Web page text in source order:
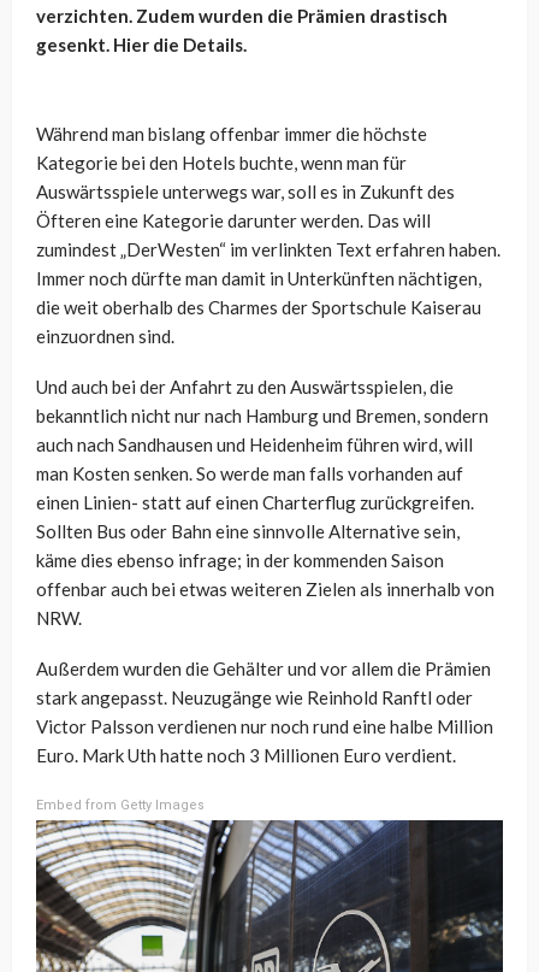
verzichten. Zudem wurden die Prämien drastisch
gesenkt. Hier die Details.
Während man bislang offenbar immer die höchste
Kategorie bei den Hotels buchte, wenn man für
Auswärtsspiele unterwegs war, soll es in Zukunft des
Öfteren eine Kategorie darunter werden. Das will
zumindest „DerWesten“ im verlinkten Text erfahren haben.
Immer noch dürfte man damit in Unterkünften nächtigen,
die weit oberhalb des Charmes der Sportschule Kaiserau
einzuordnen sind.
Und auch bei der Anfahrt zu den Auswärtsspielen, die
bekanntlich nicht nur nach Hamburg und Bremen, sondern
auch nach Sandhausen und Heidenheim führen wird, will
man Kosten senken. So werde man falls vorhanden auf
einen Linien- statt auf einen Charterflug zurückgreifen.
Sollten Bus oder Bahn eine sinnvolle Alternative sein,
käme dies ebenso infrage; in der kommenden Saison
offenbar auch bei etwas weiteren Zielen als innerhalb von
NRW.
Außerdem wurden die Gehälter und vor allem die Prämien
stark angepasst. Neuzugänge wie Reinhold Ranftl oder
Victor Palsson verdienen nur noch rund eine halbe Million
Euro. Mark Uth hatte noch 3 Millionen Euro verdient.
Embed from Getty Images